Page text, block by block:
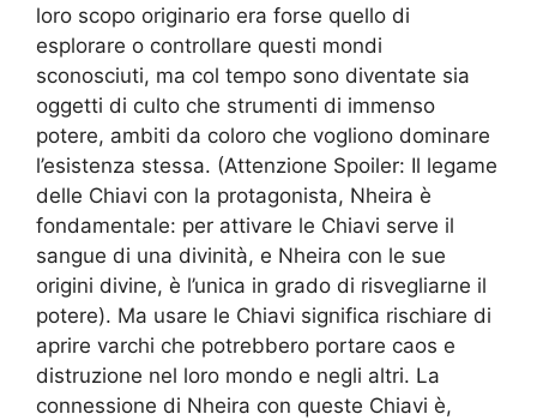
loro scopo originario era forse quello di
esplorare o controllare questi mondi
sconosciuti, ma col tempo sono diventate sia
oggetti di culto che strumenti di immenso
potere, ambiti da coloro che vogliono dominare
l’esistenza stessa. (Attenzione Spoiler: Il legame
delle Chiavi con la protagonista, Nheira è
fondamentale: per attivare le Chiavi serve il
sangue di una divinità, e Nheira con le sue
origini divine, è l’unica in grado di risvegliarne il
potere). Ma usare le Chiavi significa rischiare di
aprire varchi che potrebbero portare caos e
distruzione nel loro mondo e negli altri. La
connessione di Nheira con queste Chiavi è,